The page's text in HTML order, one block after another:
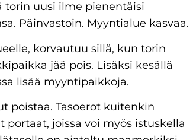
torin uusi ilme pienentäisi
Päinvastoin. Myyntialue kasvaa.
korvautuu sillä, kun torin
jää pois. Lisäksi kesällä
lisää myyntipaikkoja.
poistaa. Tasoerot kuitenkin
joissa voi myös istuskella